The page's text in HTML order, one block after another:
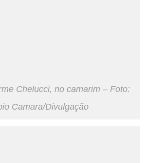
Chelucci, no camarim – Foto:
Camara/Divulgação